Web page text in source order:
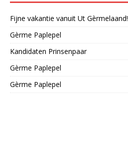
Fijne vakantie vanuit Ut Gèrmelaand!
Gèrme Paplepel
Kandidaten Prinsenpaar
Gèrme Paplepel
Gèrme Paplepel